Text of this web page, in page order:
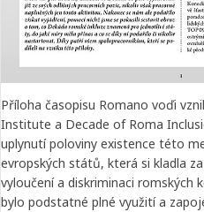
Příloha časopisu Romano voďi
Institute a Decade of Roma
uplynutí poloviny existence této
evropských států, která si kladla
vyloučení a diskriminaci romských
bylo podstatné plné využití a